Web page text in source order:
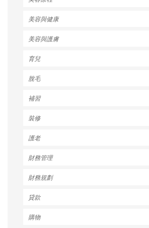
美容與健康
美容與護膚
育兒
脫毛
補習
裝修
護老
財務管理
財務規劃
貸款
購物